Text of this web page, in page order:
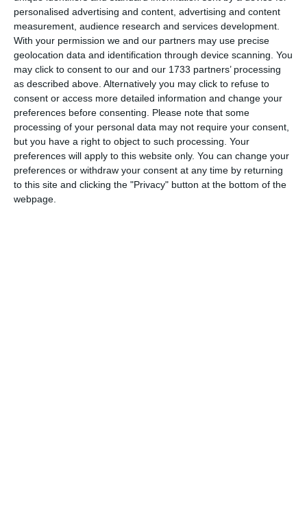
personalised advertising and content, advertising and content
measurement, audience research and services development.
With your permission we and our partners may use precise
geolocation data and identification through device scanning. You
may click to consent to our and our 1733 partners’ processing
as described above. Alternatively you may click to refuse to
consent or access more detailed information and change your
preferences before consenting. Please note that some
processing of your personal data may not require your consent,
but you have a right to object to such processing. Your
preferences will apply to this website only. You can change your
preferences or withdraw your consent at any time by returning
to this site and clicking the "Privacy" button at the bottom of the
webpage.
Lumina – 6p (6m), 11-24
VDT Construct – 5p (5m), 7-10
NGM Năvodari – 3p (5m), 5-13
ALMGRUP Constanța – 3p (5m), 8-22
IMN – 3p (6m), 9-28
Litoral Corbu – 1p (6m), 10-19
Liga Ofițerilor – 1p (6m), 9-26
Imaginile sunt de la meciul Săgeata Stejaru - NGM
Năvodari.
Citește și: